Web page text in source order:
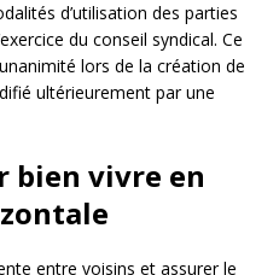
d’utilisation des parties
du conseil syndical. Ce
lors de la création de
ultérieurement par une
bien vivre en
entre voisins et assurer le